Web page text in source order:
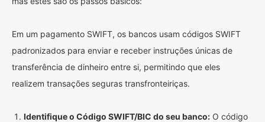
Em um pagamento SWIFT, os bancos usam códigos SWIFT
padronizados para enviar e receber instruções únicas de
transferência de dinheiro entre si, permitindo que eles
realizem transações seguras transfronteiriças.
Identifique o Código SWIFT/BIC do seu banco: O código